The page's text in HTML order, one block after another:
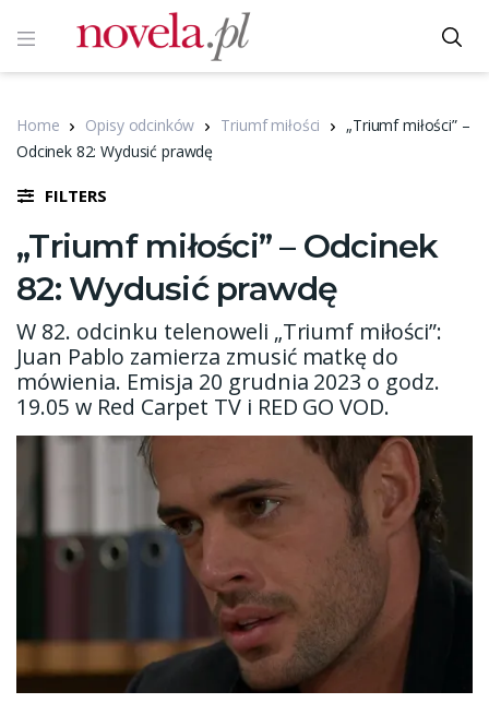
Home Opisy odcinków Triumf miłości
„Triumf miłości” –
Odcinek 82: Wydusić prawdę
FILTERS
„Triumf miłości” – Odcinek
82: Wydusić prawdę
W 82. odcinku telenoweli „Triumf miłości”:
Juan Pablo zamierza zmusić matkę do
mówienia. Emisja 20 grudnia 2023 o godz.
19.05 w Red Carpet TV i RED GO VOD.